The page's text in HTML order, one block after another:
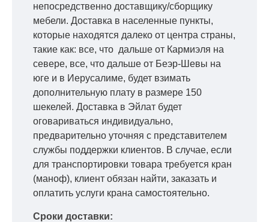
непосредственно доставщику/сборщику
мебели. Доставка в населенные пункты,
которые находятся далеко от центра страны,
такие как: все, что дальше от Кармиэля на
севере, все, что дальше от Беэр-Шевы на
юге и в Иерусалиме, будет взимать
дополнительную плату в размере 150
шекелей. Доставка в Эйлат будет
оговариваться индивидуально,
предварительно уточняя с представителем
службы поддержки клиентов. В случае, если
для транспортировки товара требуется кран
(маноф), клиент обязан найти, заказать и
оплатить услуги крана самостоятельно.
Сроки доставки: